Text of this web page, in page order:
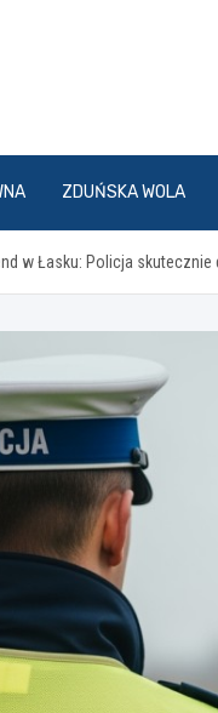
ZDUŃSKA WOLA
w Łasku: Policja